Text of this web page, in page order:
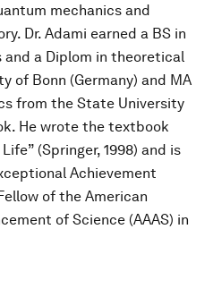
mechanics and
Dr. Adami earned a BS in
a Diplom in theoretical
of Bonn (Germany) and MA
from the State University
He wrote the textbook
(Springer, 1998) and is
Achievement
of the American
of Science (AAAS) in